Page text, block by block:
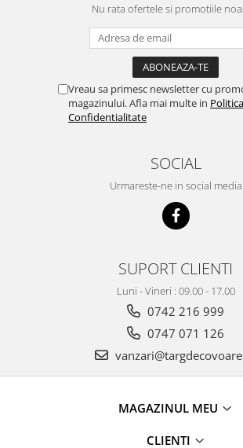
Nu rata ofertele si promotiile
Vreau sa primesc newsletter cu
magazinului. Afla mai multe in
Confidentialitate
SOCIAL
Urmareste-ne in social media
SUPORT CLIENTI
Luni - Vineri : 09.00 - 17.00
0742 216 999
0747 071 126
MAGAZINUL MEU
CLIENTI